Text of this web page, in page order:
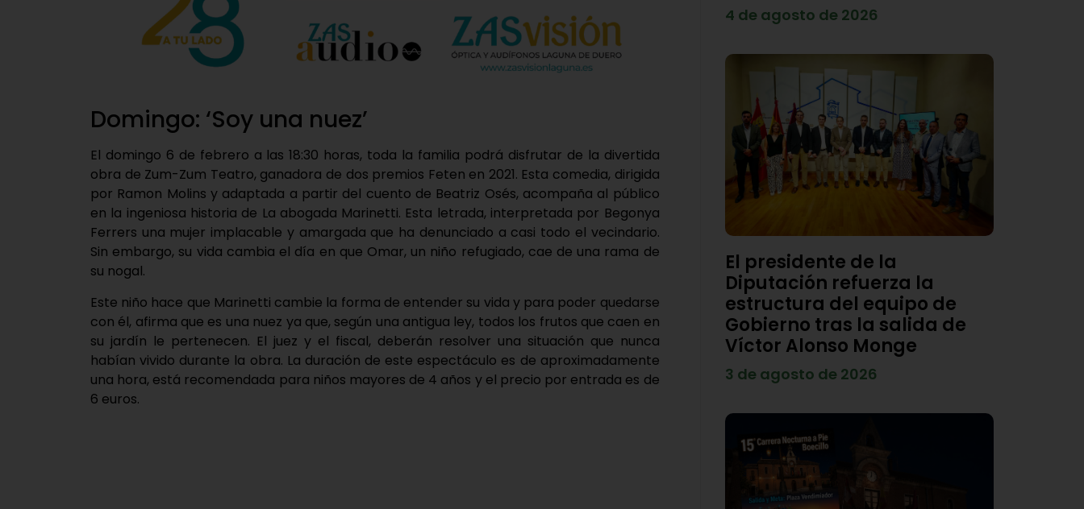
Domingo: ‘Soy una nuez’
El domingo 6 de febrero a las 18:30 horas, toda la familia podrá disfrutar de la divertida
obra de Zum-Zum Teatro, ganadora de dos premios Feten en 2021. Esta comedia, dirigida
por Ramon Molins y adaptada a partir del cuento de Beatriz Osés, acompaña al público
en la ingeniosa historia de La abogada Marinetti. Esta letrada, interpretada por Begonya
Ferrers una mujer implacable y amargada que ha denunciado a casi todo el vecindario.
Sin embargo, su vida cambia el día en que Omar, un niño refugiado, cae de una rama de
su nogal.
Este niño hace que Marinetti cambie la forma de entender su vida y para poder quedarse
con él, afirma que es una nuez ya que, según una antigua ley, todos los frutos que caen en
su jardín le pertenecen. El juez y el fiscal, deberán resolver una situación que nunca
habían vivido durante la obra. La duración de este espectáculo es de aproximadamente
una hora, está recomendada para niños mayores de 4 años y el precio por entrada es de
6 euros.
4 de agosto de 2026
El presidente de la
Diputación refuerza la
estructura del equipo de
Gobierno tras la salida de
Víctor Alonso Monge
3 de agosto de 2026